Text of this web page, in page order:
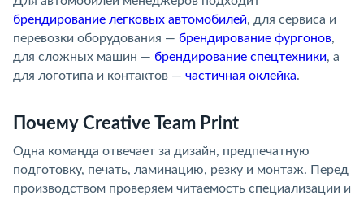
брендирование легковых автомобилей, для сервиса и
перевозки оборудования — брендирование фургонов,
для сложных машин — брендирование спецтехники, а
для логотипа и контактов — частичная оклейка.
Почему Creative Team Print
Одна команда отвечает за дизайн, предпечатную
подготовку, печать, ламинацию, резку и монтаж. Перед
производством проверяем читаемость специализации и